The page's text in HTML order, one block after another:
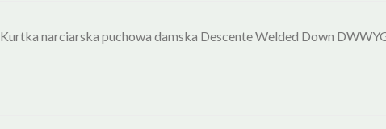
Kurtka narciarska puchowa damska Descente Welded Down